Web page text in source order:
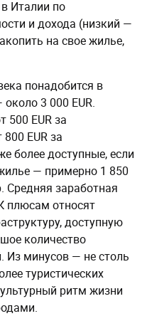
Италии по
и дохода (низкий —
на свое жилье,
понадобится в
3 000 EUR.
500 EUR за
EUR за
более доступные, если
— примерно 1 850
Средняя заработная
плюсам относят
доступную
количество
Из минусов — не столь
туристических
ритм жизни